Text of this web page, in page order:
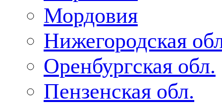
Мордовия
Нижегородская
Оренбургская обл.
Пензенская обл.